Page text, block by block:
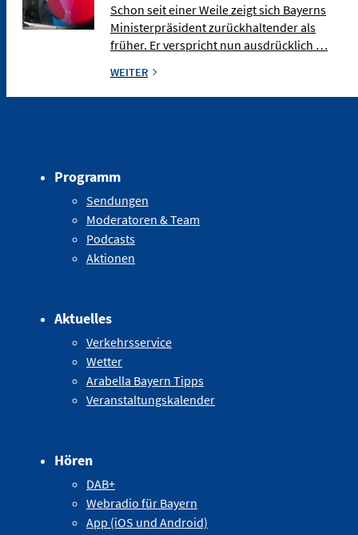
Schon seit einer Weile zeigt sich Bayerns
Ministerpräsident zurückhaltender als
früher. Er verspricht nun ausdrücklich …
WEITER
Programm
Sendungen
Moderatoren & Team
Podcasts
Aktionen
Aktuelles
Verkehrsservice
Wetter
Arabella Bayern Tipps
Veranstaltungskalender
Hören
DAB+
Webradio für Bayern
App (iOS und Android)